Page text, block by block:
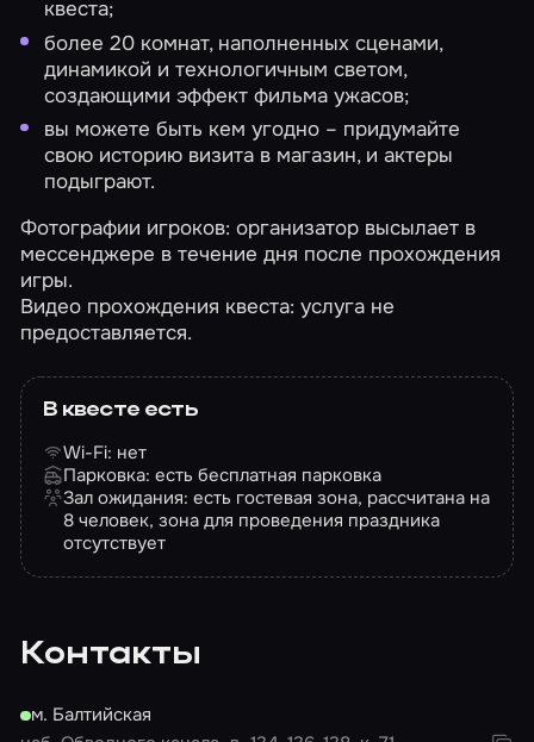
квеста;
более 20 комнат, наполненных сценами,
динамикой и технологичным светом,
создающими эффект фильма ужасов;
вы можете быть кем угодно – придумайте
свою историю визита в магазин, и актеры
подыграют.
Фотографии игроков: организатор высылает в
мессенджере в течение дня после прохождения
игры.
Видео прохождения квеста: услуга не
предоставляется.
В квесте есть
Wi-Fi: нет
Парковка: есть бесплатная парковка
Зал ожидания: есть гостевая зона, рассчитана на
8 человек, зона для проведения праздника
отсутствует
Контакты
м. Балтийская